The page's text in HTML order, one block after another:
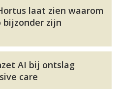
laat zien waarom
bijzonder zijn
AI bij ontslag
care